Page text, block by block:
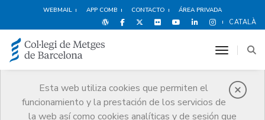
WEBMAIL APP COMB CONTACTO ÁREA PRIVADA
CATALÀ
Esta web utiliza cookies que permiten el
funcionamiento y la prestación de los servicios de
la web así como cookies analíticas y de sesión que
toggle
Noticias